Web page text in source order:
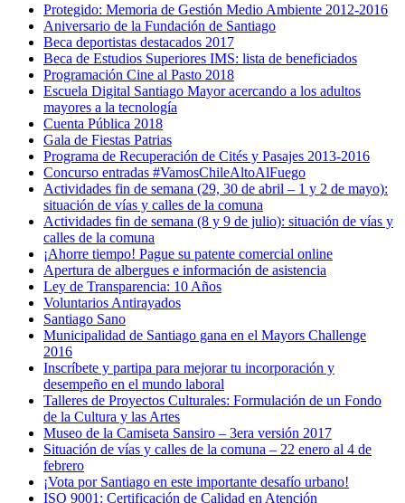
Protegido: Memoria de Gestión Medio Ambiente 2012-2016
Aniversario de la Fundación de Santiago
Beca deportistas destacados 2017
Beca de Estudios Superiores IMS: lista de beneficiados
Programación Cine al Pasto 2018
Escuela Digital Santiago Mayor acercando a los adultos
mayores a la tecnología
Cuenta Pública 2018
Gala de Fiestas Patrias
Programa de Recuperación de Cités y Pasajes 2013-2016
Concurso entradas #VamosChileAltoAlFuego
Actividades fin de semana (29, 30 de abril – 1 y 2 de mayo):
situación de vías y calles de la comuna
Actividades fin de semana (8 y 9 de julio): situación de vías y
calles de la comuna
¡Ahorre tiempo! Pague su patente comercial online
Apertura de albergues e información de asistencia
Ley de Transparencia: 10 Años
Voluntarios Antirayados
Santiago Sano
Municipalidad de Santiago gana en el Mayors Challenge
2016
Inscríbete y partipa para mejorar tu incorporación y
desempeño en el mundo laboral
Talleres de Proyectos Culturales: Formulación de un Fondo
de la Cultura y las Artes
Museo de la Camiseta Sansiro – 3era versión 2017
Situación de vías y calles de la comuna – 22 enero al 4 de
febrero
¡Vota por Santiago en este importante desafío urbano!
ISO 9001: Certificación de Calidad en Atención